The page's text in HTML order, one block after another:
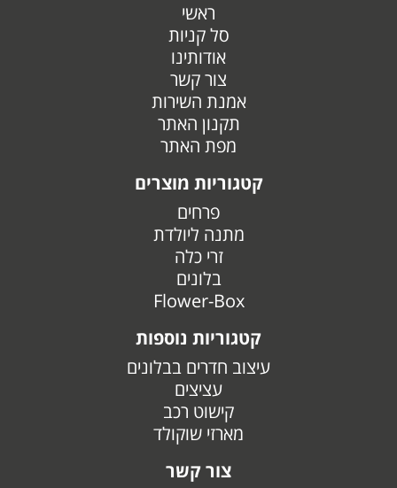
ראשי
סל קניות
אודותינו
צור קשר
אמנת השירות
תקנון האתר
מפת האתר
קטגוריות מוצרים
פרחים
מתנה ליולדת
זרי כלה
בלונים
Flower-Box
קטגוריות נוספות
עיצוב חדרים בבלונים
עציצים
קישוט רכב
מארזי שוקולד
צור קשר